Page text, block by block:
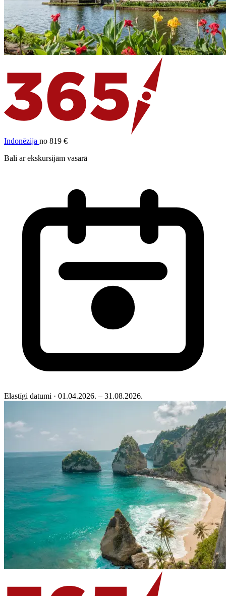
Indonēzija no 819 €
Bali ar ekskursijām vasarā
Elastīgi datumi · 01.04.2026. – 31.08.2026.